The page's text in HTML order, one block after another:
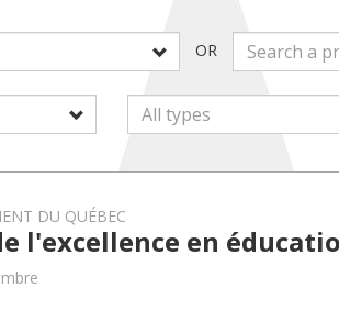
OR
DU QUÉBEC
l'excellence en